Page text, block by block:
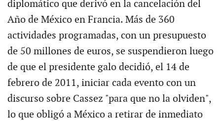
diplomático que derivó en la cancelación del
Año de México en Francia. Más de 360
actividades programadas, con un presupuesto
de 50 millones de euros, se suspendieron luego
de que el presidente galo decidió, el 14 de
febrero de 2011, iniciar cada evento con un
discurso sobre Cassez "para que no la olviden",
lo que obligó a México a retirar de inmediato